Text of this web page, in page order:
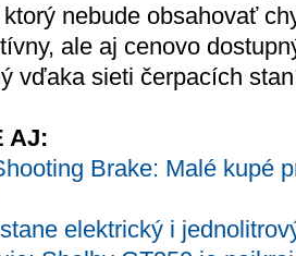
nebude obsahovať
ale aj cenovo
vďaka sieti čerpacích
AJ:
Brake: Malé kupé
elektrický i